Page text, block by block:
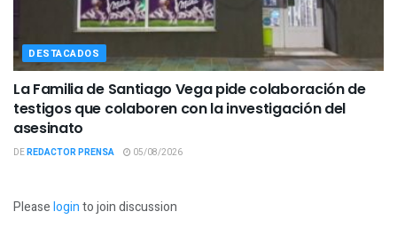
DESTACADOS
La Familia de Santiago Vega pide colaboración de
testigos que colaboren con la investigación del
asesinato
DEREDACTOR PRENSA 05/08/2026
Pleaseloginto join discussion